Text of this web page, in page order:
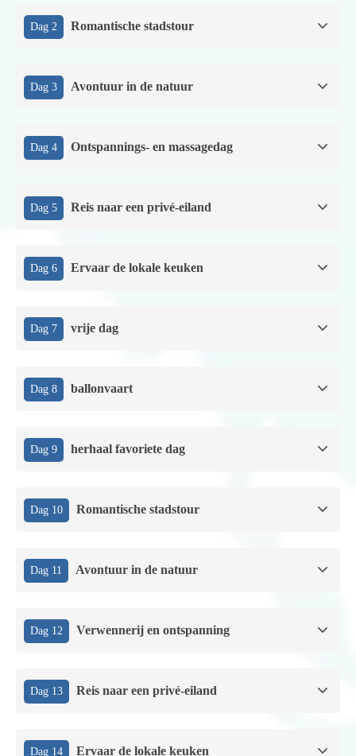
Dag 2 Romantische stadstour
Dag 3 Avontuur in de natuur
Dag 4 Ontspannings- en massagedag
Dag 5 Reis naar een privé-eiland
Dag 6 Ervaar de lokale keuken
Dag 7 vrije dag
Dag 8 ballonvaart
Dag 9 herhaal favoriete dag
Dag 10 Romantische stadstour
Dag 11 Avontuur in de natuur
Dag 12 Verwennerij en ontspanning
Dag 13 Reis naar een privé-eiland
Dag 14 Ervaar de lokale keuken